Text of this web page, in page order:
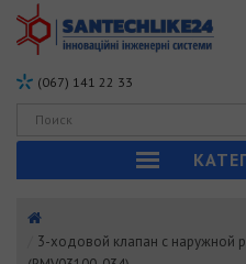
(067) 141 22 33
3-ходовой клапан с наружной